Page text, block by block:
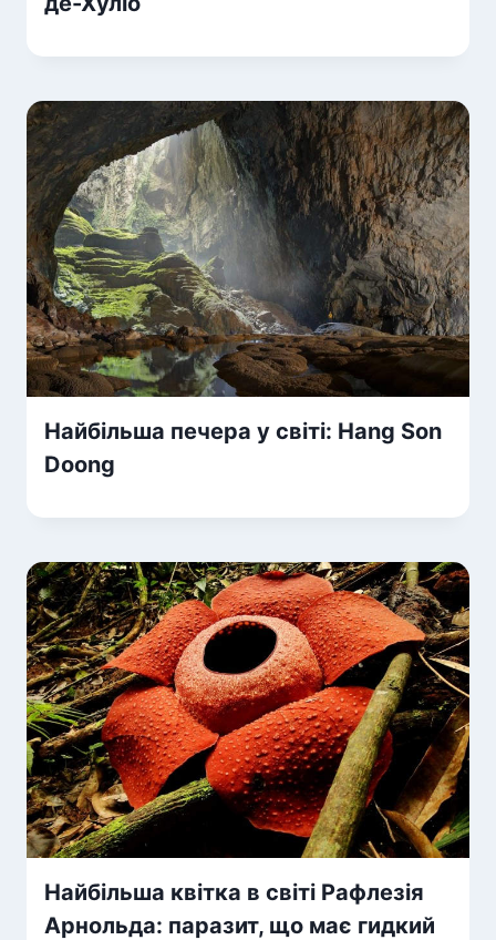
Найбільша печера у світі: Hang Son
Doong
Найбільша квітка в світі Рафлезія
Арнольда: паразит, що має гидкий